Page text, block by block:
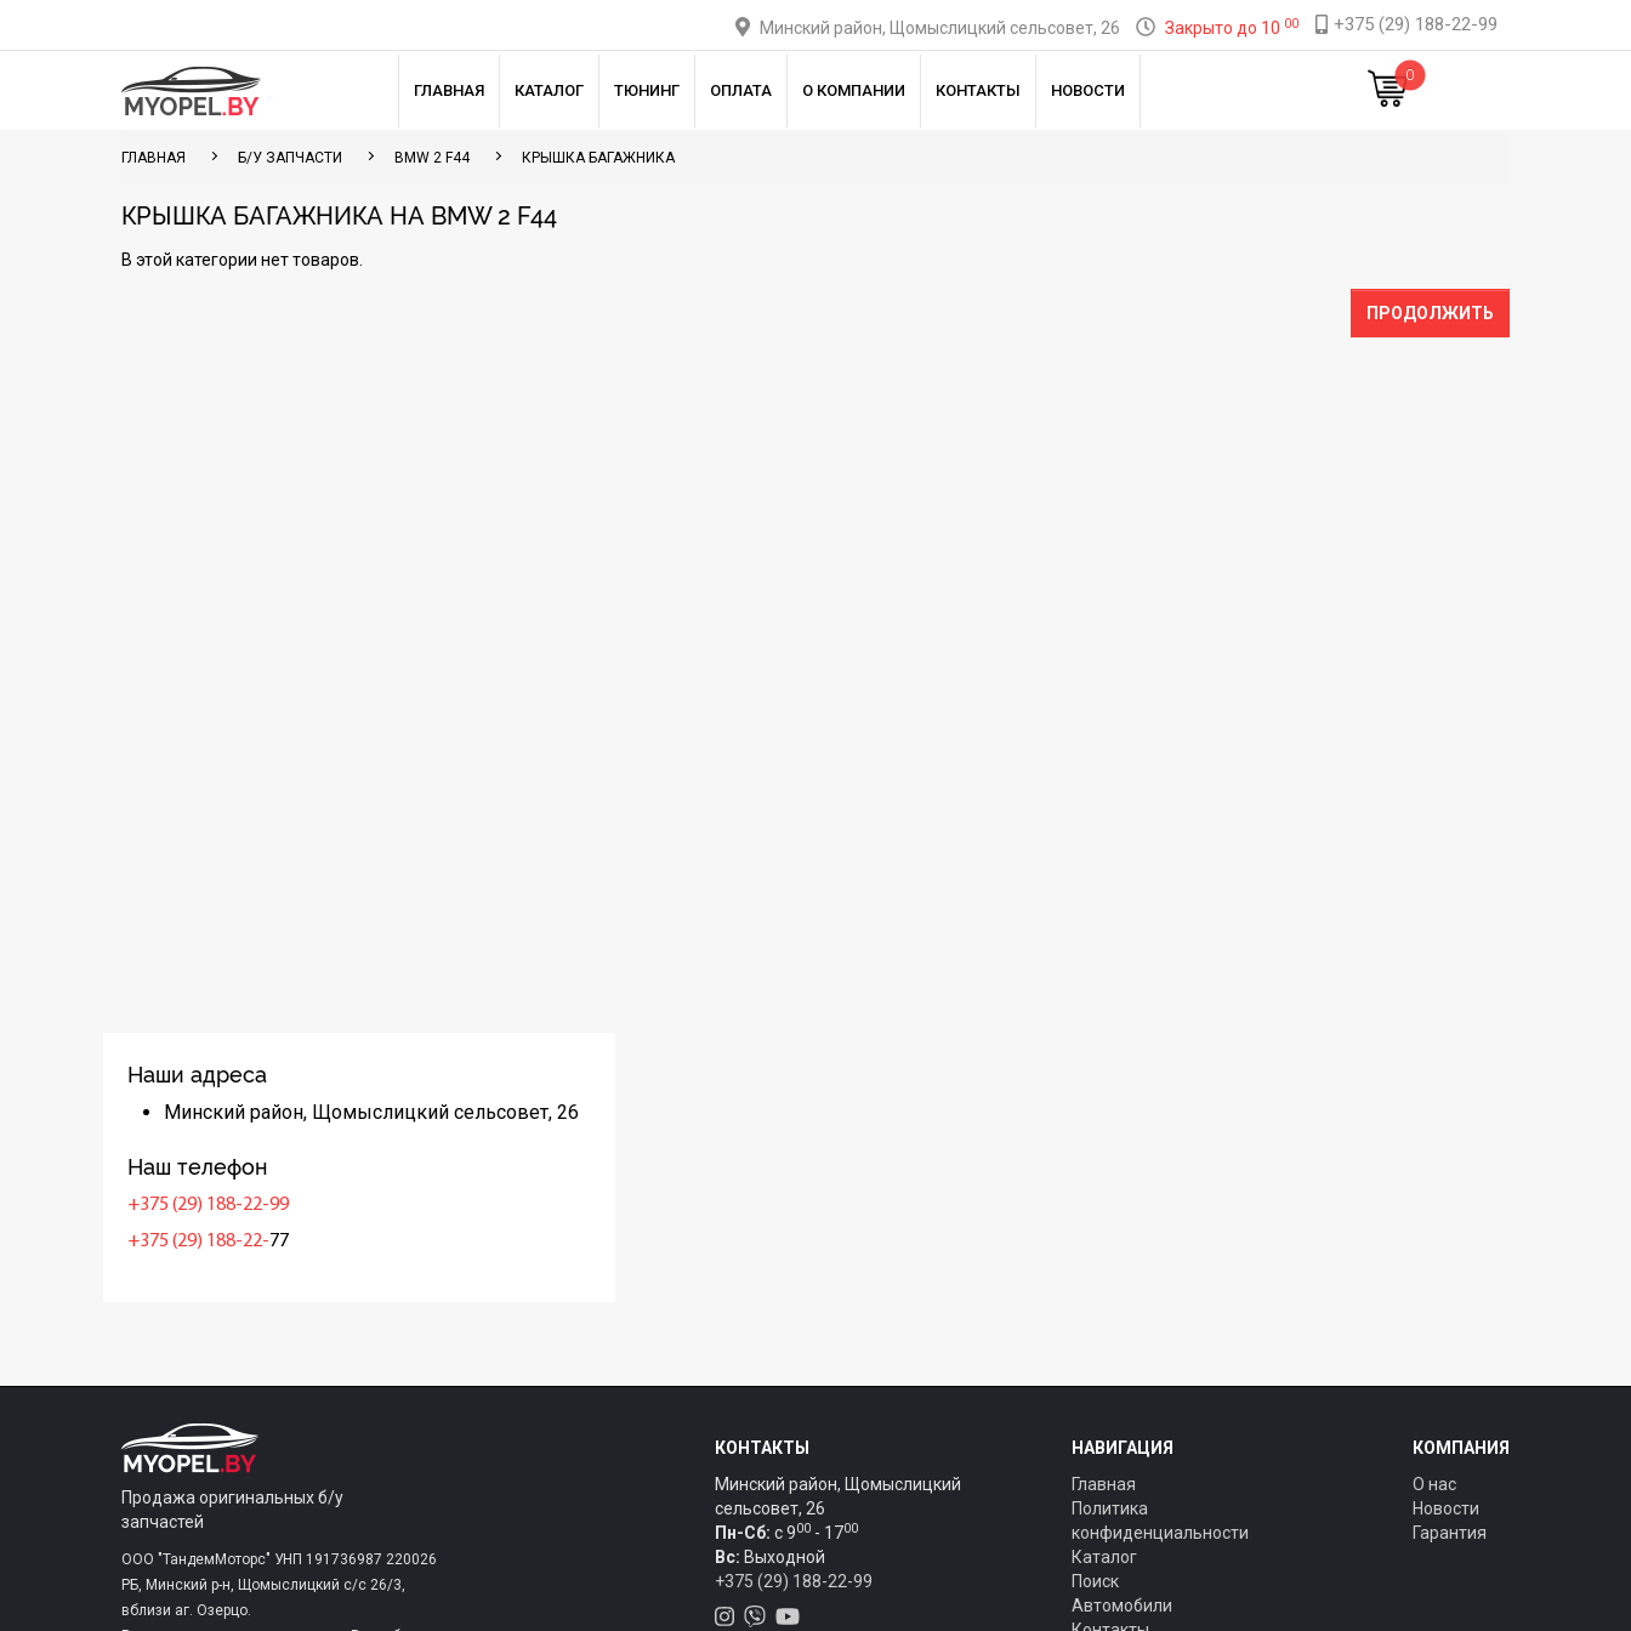
Минский район, Щомыслицкий сельсовет, 26 Закрыто до 10 00 +375 (29) 188-22-99
ГЛАВНАЯ КАТАЛОГ ТЮНИНГ ОПЛАТА О КОМПАНИИ КОНТАКТЫ НОВОСТИ
0
ГЛАВНАЯ Б/У ЗАПЧАСТИ BMW 2 F44 КРЫШКА БАГАЖНИКА
КРЫШКА БАГАЖНИКА НА BMW 2 F44
В этой категории нет товаров.
ПРОДОЛЖИТЬ
Наши адреса
Минский район, Щомыслицкий сельсовет, 26
Наш телефон
+375 (29) 188-22-99
+375 (29) 188-22-77
Продажа оригинальных б/у
запчастей
ООО "ТандемМоторс" УНП 191736987 220026
РБ, Минский р-н, Щомыслицкий с/c 26/3,
вблизи аг. Озерцо.
КОНТАКТЫ
Минский район, Щомыслицкий
сельсовет, 26
Пн-Сб: c 900 - 1700
Вс: Выходной
+375 (29) 188-22-99
НАВИГАЦИЯ
Главная
Политика
конфиденциальности
Каталог
Поиск
Автомобили
КОМПАНИЯ
О нас
Новости
Гарантия